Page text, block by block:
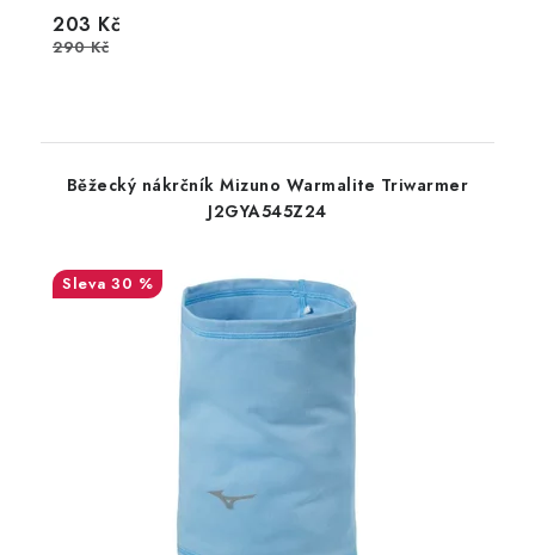
203 Kč
290 Kč
Běžecký nákrčník Mizuno Warmalite Triwarmer
J2GYA545Z24
30 %